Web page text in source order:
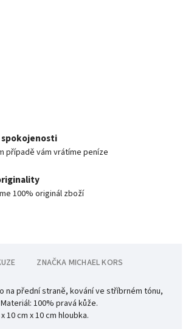
spokojenosti
případě vám vrátíme peníze
100% originál zboží
ZNAČKA MICHAEL KORS
na přední straně, kování ve stříbrném tónu,
100% pravá kůže.
10 cm x 10 cm hloubka.